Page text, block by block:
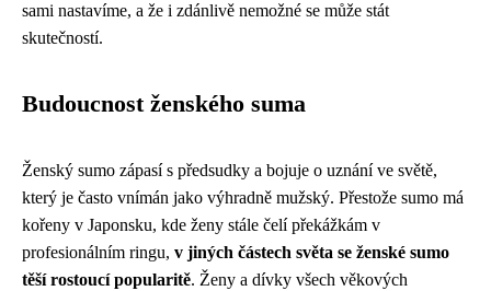
sami nastavíme, a že i zdánlivě nemožné se může stát
skutečností.
Budoucnost ženského suma
Ženský sumo zápasí s předsudky a bojuje o uznání ve světě,
který je často vnímán jako výhradně mužský. Přestože sumo má
kořeny v Japonsku, kde ženy stále čelí překážkám v
profesionálním ringu, v jiných částech světa se ženské sumo
těší rostoucí popularitě. Ženy a dívky všech věkových